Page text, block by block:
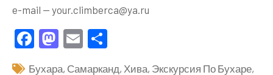
e-mail — your.climberca@ya.ru
Facebook
Mastodon
Email
Бухара, Самарканд, Хива, Экскурсия По Бухаре,